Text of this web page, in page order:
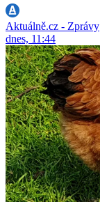
Aktuálně.cz - Zprávy
dnes, 11:44